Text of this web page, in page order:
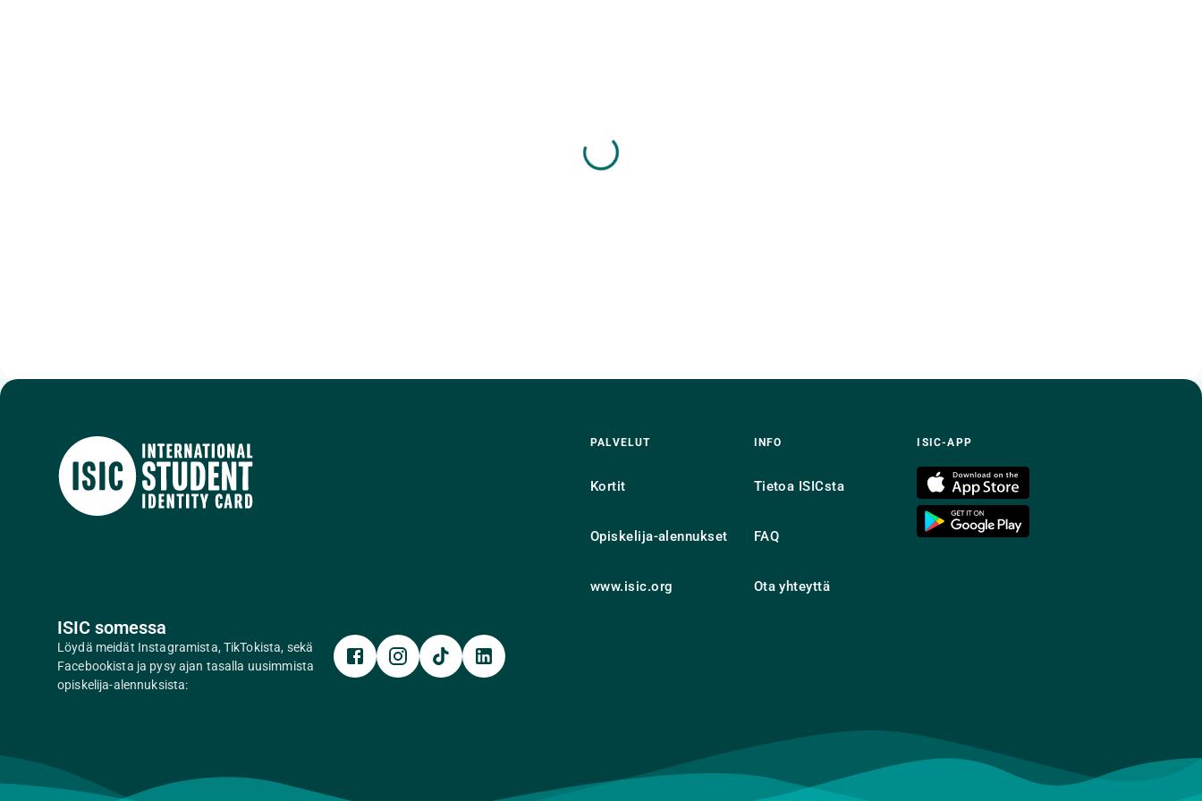
PALVELUT
Kortit
Opiskelija-alennukset
www.isic.org
INFO
Tietoa ISICsta
FAQ
Ota yhteyttä
ISIC-APP
ISIC somessa
Löydä meidät Instagramista, TikTokista, sekä
Facebookista ja pysy ajan tasalla uusimmista
opiskelija-alennuksista: